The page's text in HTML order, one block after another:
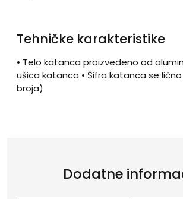
Tehničke karakteristike
• Telo katanca proizvedeno od
ušica katanca • Šifra katanca se
broja)
Dodatne